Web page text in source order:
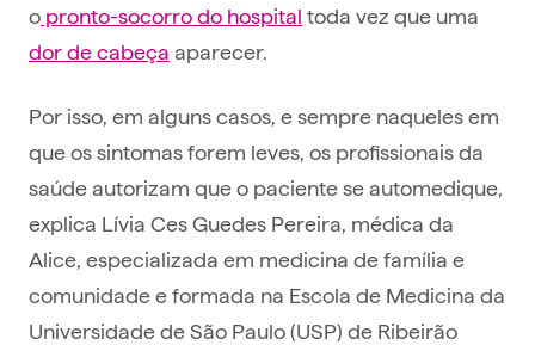
o pronto-socorro do hospital toda vez que uma
dor de cabeça aparecer.
Por isso, em alguns casos, e sempre naqueles em
que os sintomas forem leves, os profissionais da
saúde autorizam que o paciente se automedique,
explica Lívia Ces Guedes Pereira, médica da
Alice, especializada em medicina de família e
comunidade e formada na Escola de Medicina da
Universidade de São Paulo (USP) de Ribeirão